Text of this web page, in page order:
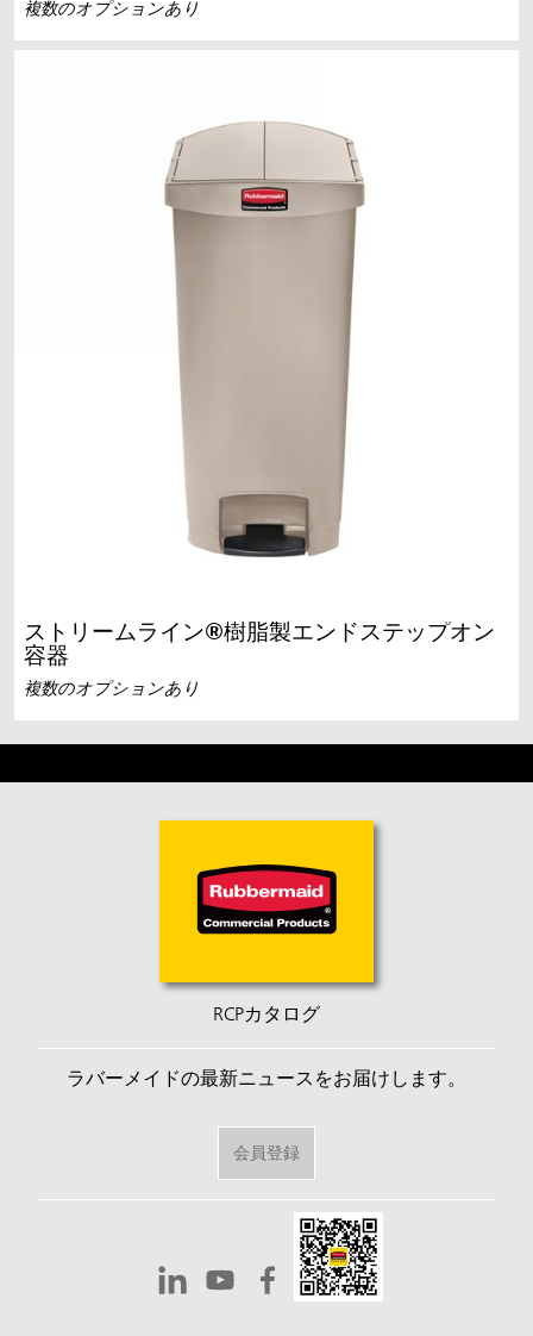
複数のオプションあり
ストリームライン®樹脂製エンドステップオン
容器
複数のオプションあり
RCPカタログ
ラバーメイドの最新ニュースをお届けします。
会員登録